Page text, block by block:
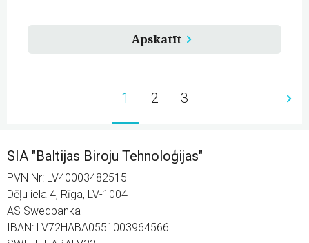
Apskatīt
iebūvētas
1 2 3
SIA "Baltijas Biroju Tehnoloģijas"
PVN Nr: LV40003482515
Dēļu iela 4, Rīga, LV-1004
AS Swedbanka
IBAN: LV72HABA0551003964566